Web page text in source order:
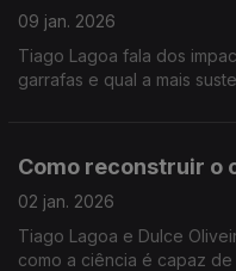
09 jan. 2026
Tiago Lagoa fala dos
garrafas e qual a mais
Como reconstruir o
02 jan. 2026
Tiago Lagoa e Dulce
como a ciência é capaz